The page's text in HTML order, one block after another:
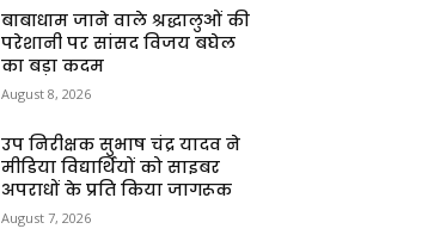
बाबाधाम जाने वाले श्रद्धालुओं की
परेशानी पर सांसद विजय बघेल
का बड़ा कदम
August 8, 2026
उप निरीक्षक सुभाष चंद्र यादव ने
मीडिया विद्यार्थियों को साइबर
अपराधों के प्रति किया जागरूक
August 7, 2026